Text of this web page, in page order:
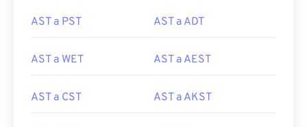
AST a PST AST a ADT
AST a WET AST a AEST
AST a CST AST a AKST